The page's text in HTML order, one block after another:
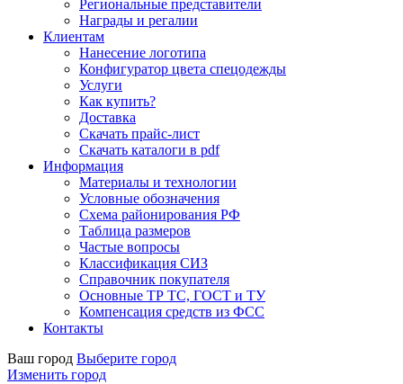
Региональные представители
Награды и регалии
Клиентам
Нанесение логотипа
Конфигуратор цвета спецодежды
Услуги
Как купить?
Доставка
Скачать прайс-лист
Скачать каталоги в pdf
Информация
Материалы и технологии
Условные обозначения
Схема районирования РФ
Таблица размеров
Частые вопросы
Классификация СИЗ
Справочник покупателя
Основные ТР ТС, ГОСТ и ТУ
Компенсация средств из ФСС
Контакты
Ваш город Выберите город
Изменить город